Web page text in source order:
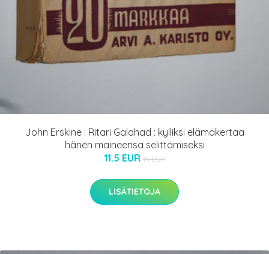
John Erskine : Ritari Galahad : kylliksi elämäkertaa
hänen maineensa selittämiseksi
11.5 EUR 15 EUR
LISÄTIETOJA